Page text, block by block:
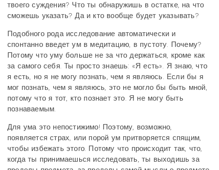
твоего суждения? Что ты обнаружишь в остатке, на что
сможешь указать? Да и кто вообще будет указывать?
Подобного рода исследование автоматически и
спонтанно введет ум в медитацию, в пустоту. Почему?
Потому что уму больше не за что держаться, кроме как
за самого себя. Ты просто знаешь: «Я есть». Я знаю, что
я есть, но я не могу познать, чем я являюсь. Если бы я
мог познать, чем я являюсь, это не могло бы быть мной,
потому что я тот, кто познает это. Я не могу быть
познаваемым.
Для ума это непостижимо! Поэтому, возможно,
появляется страх, или порой ум притворяется спящим,
чтобы избежать этого. Потому что происходит так, что,
когда ты принимаешься исследовать, ты выходишь за